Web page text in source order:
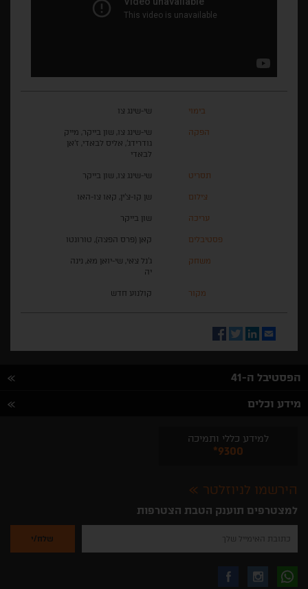
בימוי שי-שינג צו
הפקה
שי-שינג צו, שון בייקר, מייק
גודרידג', אליס לבאדי, ז'אן
לבאדי
תסריט שי-שינג צו, שון בייקר
צילום שן קו-צ'ין, קאו צו-האו
עריכה שון בייקר
פסטיבלים קאן (פרס הפצה), טורונטו
משחק
ג'נל צאי, שי-יואן מא, נינה
יה
מקור קולנוע חדש
Email
LinkedIn
Twitter
Facebook
הפסטיבל ה-41
מידע וכלים
למידע כללי ותמיכה
*9300
הירשמו לניוזלטר
למצטרפים תוענק הטבת הצטרפות
להזין
שלך
לקבלת עקבו